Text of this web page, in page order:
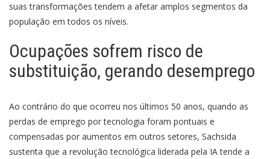
suas transformações tendem a afetar amplos segmentos da
população em todos os níveis.
Ocupações sofrem risco de
substituição, gerando desemprego
Ao contrário do que ocorreu nos últimos 50 anos, quando as
perdas de emprego por tecnologia foram pontuais e
compensadas por aumentos em outros setores, Sachsida
sustenta que a revolução tecnológica liderada pela IA tende a